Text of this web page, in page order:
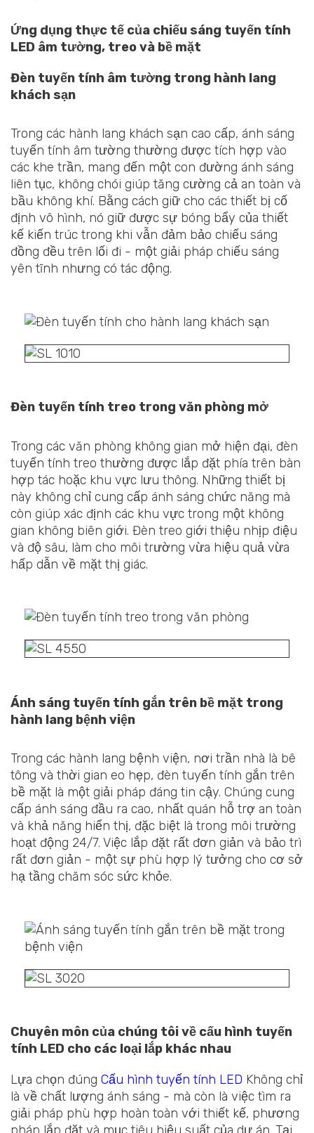
Ứng dụng thực tế của chiếu sáng tuyến tính
LED âm tường, treo và bề mặt
Đèn tuyến tính âm tường trong hành lang
khách sạn
Trong các hành lang khách sạn cao cấp, ánh sáng
tuyến tính âm tường thường được tích hợp vào
các khe trần, mang đến một con đường ánh sáng
liên tục, không chói giúp tăng cường cả an toàn và
bầu không khí. Bằng cách giữ cho các thiết bị cố
định vô hình, nó giữ được sự bóng bẩy của thiết
kế kiến trúc trong khi vẫn đảm bảo chiếu sáng
đồng đều trên lối đi - một giải pháp chiếu sáng
yên tĩnh nhưng có tác động.
Đèn tuyến tính treo trong văn phòng mở
Trong các văn phòng không gian mở hiện đại, đèn
tuyến tính treo thường được lắp đặt phía trên bàn
hợp tác hoặc khu vực lưu thông. Những thiết bị
này không chỉ cung cấp ánh sáng chức năng mà
còn giúp xác định các khu vực trong một không
gian không biên giới. Đèn treo giới thiệu nhịp điệu
và độ sâu, làm cho môi trường vừa hiệu quả vừa
hấp dẫn về mặt thị giác.
Ánh sáng tuyến tính gắn trên bề mặt trong
hành lang bệnh viện
Trong các hành lang bệnh viện, nơi trần nhà là bê
tông và thời gian eo hẹp, đèn tuyến tính gắn trên
bề mặt là một giải pháp đáng tin cậy. Chúng cung
cấp ánh sáng đầu ra cao, nhất quán hỗ trợ an toàn
và khả năng hiển thị, đặc biệt là trong môi trường
hoạt động 24/7. Việc lắp đặt rất đơn giản và bảo trì
rất đơn giản - một sự phù hợp lý tưởng cho cơ sở
hạ tầng chăm sóc sức khỏe.
Chuyên môn của chúng tôi về cấu hình tuyến
tính LED cho các loại lắp khác nhau
Lựa chọn đúng Cấu hình tuyến tính LED Không chỉ
là về chất lượng ánh sáng - mà còn là việc tìm ra
giải pháp phù hợp hoàn toàn với thiết kế, phương